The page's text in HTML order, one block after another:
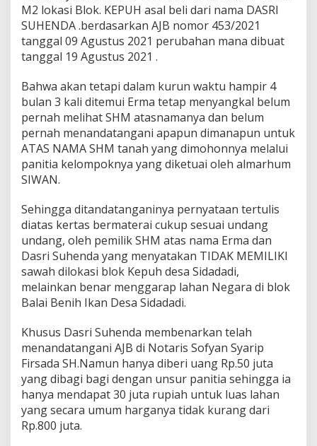
M2 lokasi Blok. KEPUH asal beli dari nama DASRI
SUHENDA .berdasarkan AJB nomor 453/2021
tanggal 09 Agustus 2021 perubahan mana dibuat
tanggal 19 Agustus 2021 .
Bahwa akan tetapi dalam kurun waktu hampir 4
bulan 3 kali ditemui Erma tetap menyangkal belum
pernah melihat SHM atasnamanya dan belum
pernah menandatangani apapun dimanapun untuk
ATAS NAMA SHM tanah yang dimohonnya melalui
panitia kelompoknya yang diketuai oleh almarhum
SIWAN.
Sehingga ditandatanganinya pernyataan tertulis
diatas kertas bermaterai cukup sesuai undang
undang, oleh pemilik SHM atas nama Erma dan
Dasri Suhenda yang menyatakan TIDAK MEMILIKI
sawah dilokasi blok Kepuh desa Sidadadi,
melainkan benar menggarap lahan Negara di blok
Balai Benih Ikan Desa Sidadadi.
Khusus Dasri Suhenda membenarkan telah
menandatangani AJB di Notaris Sofyan Syarip
Firsada SH.Namun hanya diberi uang Rp.50 juta
yang dibagi bagi dengan unsur panitia sehingga ia
hanya mendapat 30 juta rupiah untuk luas lahan
yang secara umum harganya tidak kurang dari
Rp.800 juta.